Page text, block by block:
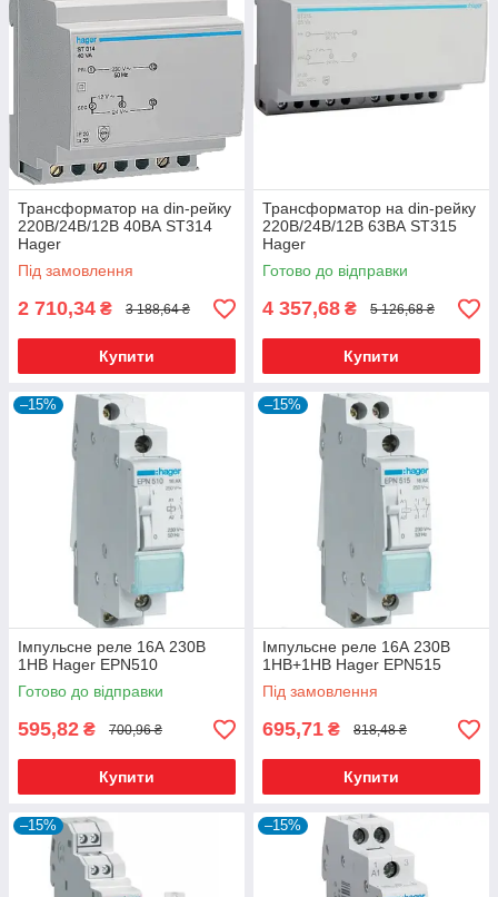
Трансформатор на din-рейку
220В/24В/12В 40ВА ST314
Hager
Під замовлення
2 710,34 ₴ 3 188,64 ₴
Купити
Трансформатор на din-рейку
220В/24В/12В 63ВА ST315
Hager
Готово до відправки
4 357,68 ₴ 5 126,68 ₴
Купити
–15%
Імпульсне реле 16А 230В
1НВ Hager EPN510
Готово до відправки
595,82 ₴ 700,96 ₴
Купити
–15%
Імпульсне реле 16А 230В
1НВ+1НВ Hager EPN515
Під замовлення
695,71 ₴ 818,48 ₴
Купити
–15% –15%